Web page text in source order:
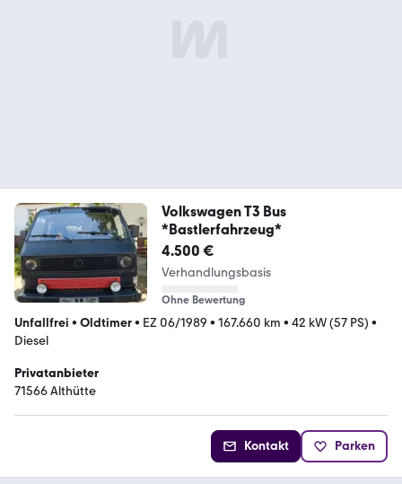
Volkswagen T3 Bus
*Bastlerfahrzeug*
4.500 €
Verhandlungsbasis
Ohne Bewertung
Unfallfrei • Oldtimer• EZ 06/1989 • 167.660 km • 42 kW (57 PS) •
Diesel
Privatanbieter
71566 Althütte
Kontakt Parken